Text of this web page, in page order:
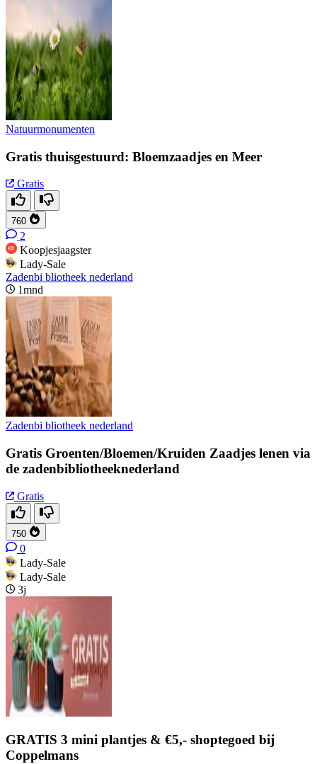
Natuurmonumenten
Gratis thuisgestuurd: Bloemzaadjes en Meer
Gratis
760
2
Koopjesjaagster
Lady-Sale
Zadenbi bliotheek nederland
1mnd
Zadenbi bliotheek nederland
Gratis Groenten/Bloemen/Kruiden Zaadjes lenen via
de zadenbibliotheeknederland
Gratis
750
0
Lady-Sale
Lady-Sale
3j
GRATIS 3 mini plantjes & €5,- shoptegoed bij
Coppelmans